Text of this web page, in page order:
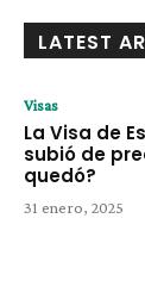
LATEST
Visas
La Visa de
subió de
quedó?
31 enero, 2025